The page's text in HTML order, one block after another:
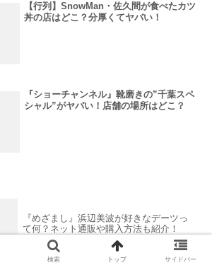
【行列】SnowMan・佐久間が食べたカツ
丼の店はどこ？分厚くてヤバい！
『ショーチャンネル』靴磨きの”千葉スペ
シャル”がヤバい！店舗の場所はどこ？
『めざまし』浜辺美波が好きなデーツっ
て何？ネット通販や購入方法も紹介！
検索 トップ サイドバー